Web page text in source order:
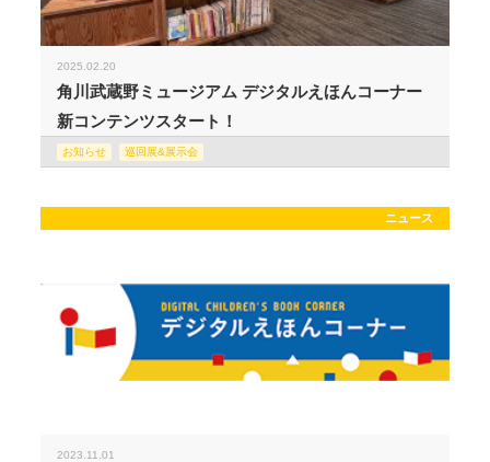
2025.02.20
角川武蔵野ミュージアム デジタルえほんコーナー
新コンテンツスタート！
お知らせ 巡回展&展示会
ニュース
2023.11.01